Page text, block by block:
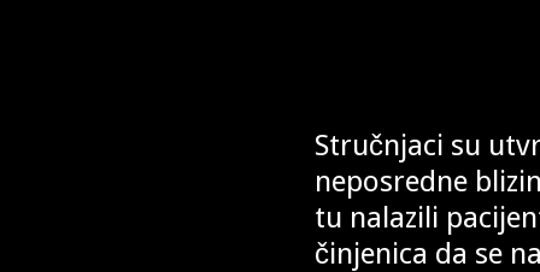
Stručnjaci su
neposredne
tu nalazili
činjenica da se